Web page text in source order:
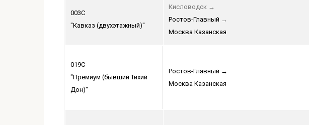
003С
"Кавказ (двухэтажный)"
Кисловодск →
Ростов-Главный →
Москва Казанская
019С
"Премиум (бывший Тихий
Дон)"
Ростов-Главный →
Москва Казанская